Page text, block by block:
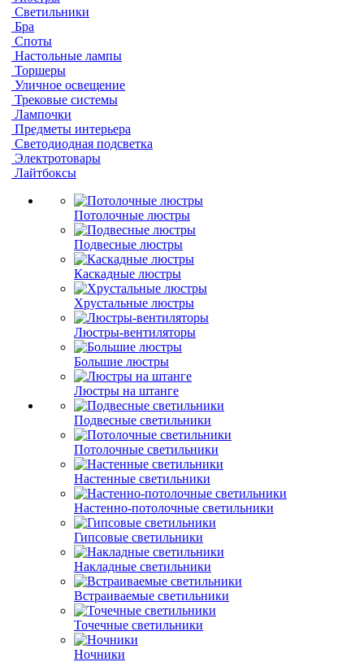
Светильники
Бра
Споты
Настольные лампы
Торшеры
Уличное освещение
Трековые системы
Лампочки
Предметы интерьера
Светодиодная подсветка
Электротовары
Лайтбоксы
Потолочные люстры
Подвесные люстры
Каскадные люстры
Хрустальные люстры
Люстры-вентиляторы
Большие люстры
Люстры на штанге
Подвесные светильники
Потолочные светильники
Настенные светильники
Настенно-потолочные светильники
Гипсовые светильники
Накладные светильники
Встраиваемые светильники
Точечные светильники
Ночники